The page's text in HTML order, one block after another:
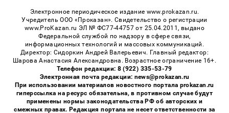
Электронное периодическое издание www.prokazan.ru.
Учредитель ООО «Проказан». Cвидетельство о регистрации
www.ProKazan.ru ЭЛ № ФС77-44757 от 25.04.2011, выдано
Федеральной службой по надзору в сфере связи,
информационных технологий и массовых коммуникаций.
Директор: Сидоркин Андрей Валерьевич. Главный редактор:
Шарова Анастасия Александровна. Возрастное ограничение 16+.
Телефон редакции: 8 (922) 335-53-79
Электронная почта редакции: news@prokazan.ru
При использовании материалов новостного портала prokazan.ru
гиперссылка на ресурс обязательна, в противном случае будут
применены нормы законодательства РФ об авторских и
смежных правах. Редакция портала не несет ответственности за